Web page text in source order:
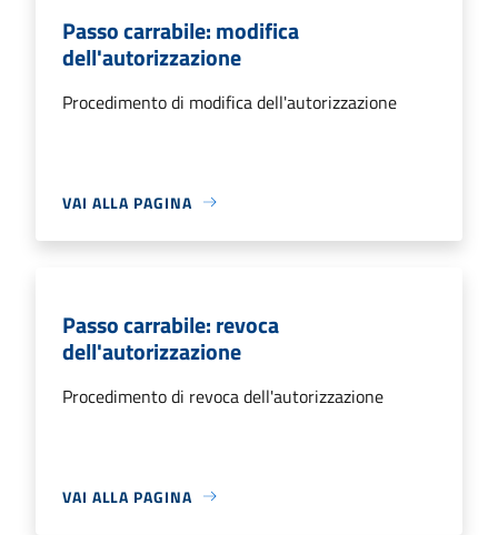
Passo carrabile: modifica
dell'autorizzazione
Procedimento di modifica dell'autorizzazione
VAI ALLA PAGINA
Passo carrabile: revoca
dell'autorizzazione
Procedimento di revoca dell'autorizzazione
VAI ALLA PAGINA